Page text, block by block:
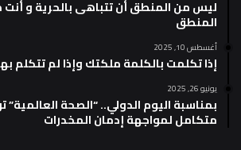
ليس من المنطق أن تتباهى بالحرية و
المنطق
أغسطس 10, 2025
إذا تكلمت بالكلمة ملكتك وإذا لم تتكلم
يونيو 26, 2025
بمناسبة اليوم الدولي.. “الصحة العالمية”
متكامل لمواجهة إدمان المخدرات